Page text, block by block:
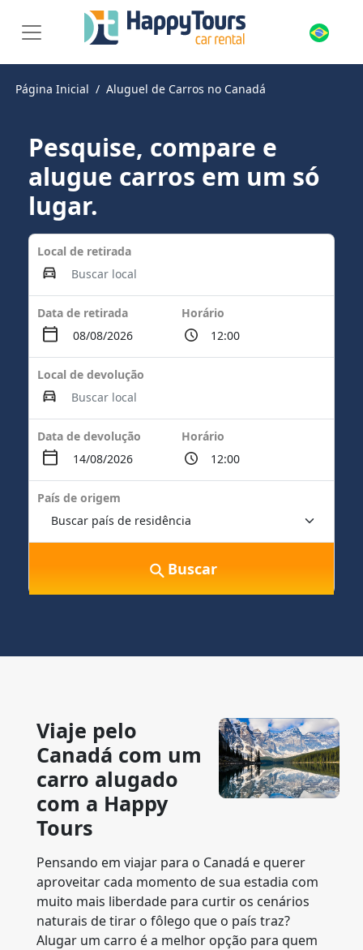
Página Inicial Aluguel de Carros no Canadá
Pesquise, compare e
alugue carros em um só
lugar.
Local de retirada
Data de retirada Horário
Local de devolução
Data de devolução Horário
País de origem
Buscar
Viaje pelo
Canadá com um
carro alugado
com a Happy
Tours
Pensando em viajar para o Canadá e querer
aproveitar cada momento de sua estadia com
muito mais liberdade para curtir os cenários
naturais de tirar o fôlego que o país traz?
Alugar um carro é a melhor opção para quem